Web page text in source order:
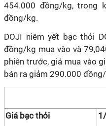
454.000 đồng/kg, trong
đồng/kg.
DOJI niêm yết bạc thỏi
đồng/kg mua vào và
phiên trước, giá mua vào
bán ra giảm 290.000
Giá bạc thỏi